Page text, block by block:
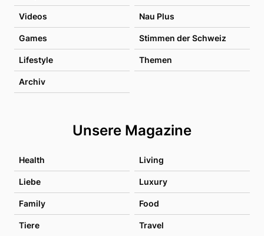
Videos Nau Plus
Games Stimmen der Schweiz
Lifestyle Themen
Archiv
Unsere Magazine
Health Living
Liebe Luxury
Family Food
Tiere Travel